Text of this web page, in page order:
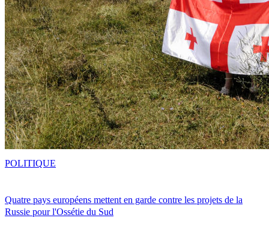
Quatre pays européens mettent en garde contre les projets de la
Russie pour l'Ossétie du Sud
POLITIQUE